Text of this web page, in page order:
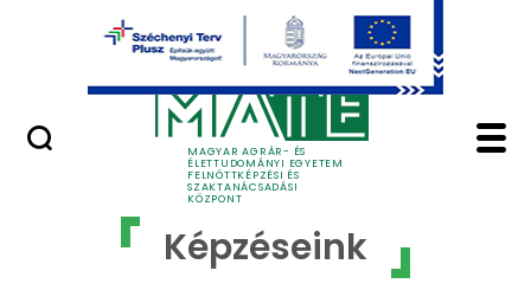
Ugrás a fő tartalomhoz
MAGYAR AGRÁR- ÉS
ÉLETTUDOMÁNYI EGYETEM
FELNŐTTKÉPZÉSI ÉS
SZAKTANÁCSADÁSI
KÖZPONT
Képzéseink - MATE
Képzéseink